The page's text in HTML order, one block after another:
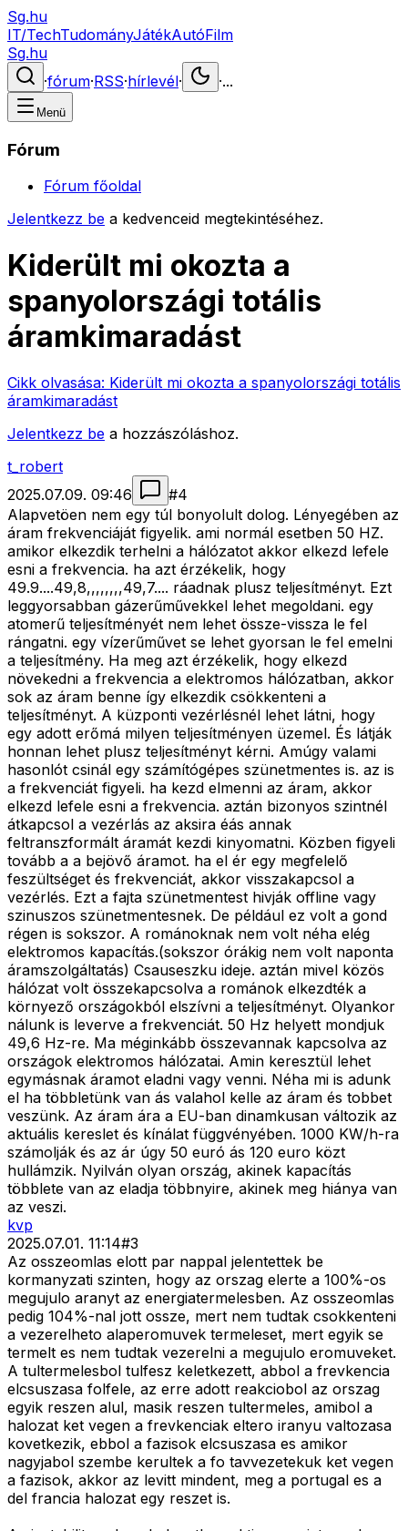
Sg.hu
IT/TechTudományJátékAutóFilm
Sg.hu
·fórum·RSS·hírlevél· ·...
Menü
Fórum
Fórum főoldal
Jelentkezz be a kedvenceid megtekintéséhez.
Kiderült mi okozta a
spanyolországi totális
áramkimaradást
Cikk olvasása: Kiderült mi okozta a spanyolországi totális
áramkimaradást
Jelentkezz be a hozzászóláshoz.
t_robert
2025.07.09. 09:46
#4
Alapvetöen nem egy túl bonyolult dolog. Lényegében az
áram frekvenciáját figyelik. ami normál esetben 50 HZ.
amikor elkezdik terhelni a hálózatot akkor elkezd lefele
esni a frekvencia. ha azt érzékelik, hogy
49.9....49,8,,,,,,,,49,7.... ráadnak plusz teljesítményt. Ezt
leggyorsabban gázerűművekkel lehet megoldani. egy
atomerű teljesítményét nem lehet össze-vissza le fel
rángatni. egy vízerűművet se lehet gyorsan le fel emelni
a teljesítmény. Ha meg azt érzékelik, hogy elkezd
növekedni a frekvencia a elektromos hálózatban, akkor
sok az áram benne így elkezdik csökkenteni a
teljesítményt. A küzponti vezérlésnél lehet látni, hogy
egy adott erőmá milyen teljesítményen üzemel. És látják
honnan lehet plusz teljesítményt kérni. Amúgy valami
hasonlót csinál egy számítógépes szünetmentes is. az is
a frekvenciát figyeli. ha kezd elmenni az áram, akkor
elkezd lefele esni a frekvencia. aztán bizonyos szintnél
átkapcsol a vezérlás az aksira éás annak
feltranszformált áramát kezdi kinyomatni. Közben figyeli
tovább a a bejövő áramot. ha el ér egy megfelelő
feszültséget és frekvenciát, akkor visszakapcsol a
vezérlés. Ezt a fajta szünetmentest hivják offline vagy
szinuszos szünetmentesnek. De például ez volt a gond
régen is sokszor. A románoknak nem volt néha elég
elektromos kapacítás.(sokszor órákig nem volt naponta
áramszolgáltatás) Csauseszku ideje. aztán mivel közös
hálózat volt összekapcsolva a románok elkezdték a
környező országokból elszívni a teljesítményt. Olyankor
nálunk is leverve a frekvenciát. 50 Hz helyett mondjuk
49,6 Hz-re. Ma méginkább összevannak kapcsolva az
országok elektromos hálózatai. Amin keresztül lehet
egymásnak áramot eladni vagy venni. Néha mi is adunk
el ha többletünk van ás valahol kelle az áram és tobbet
veszünk. Az áram ára a EU-ban dinamkusan változik az
aktuális kereslet és kínálat függvényében. 1000 KW/h-ra
számolják és az ár úgy 50 euró ás 120 euro közt
hullámzik. Nyilván olyan ország, akinek kapacítás
többlete van az eladja többnyire, akinek meg hiánya van
az veszi.
kvp
2025.07.01. 11:14#3
Az osszeomlas elott par nappal jelentettek be
kormanyzati szinten, hogy az orszag elerte a 100%-os
megujulo aranyt az energiatermelesben. Az osszeomlas
pedig 104%-nal jott ossze, mert nem tudtak csokkenteni
a vezerelheto alaperomuvek termeleset, mert egyik se
termelt es nem tudtak vezerelni a megujulo eromuveket.
A tultermelesbol tulfesz keletkezett, abbol a frevkencia
elcsuszasa folfele, az erre adott reakciobol az orszag
egyik reszen alul, masik reszen tultermeles, amibol a
halozat ket vegen a frevkenciak eltero iranyu valtozasa
kovetkezik, ebbol a fazisok elcsuszasa es amikor
nagyjabol szembe kerultek a fo tavvezetekuk ket vegen
a fazisok, akkor az levitt mindent, meg a portugal es a
del francia halozat egy reszet is.